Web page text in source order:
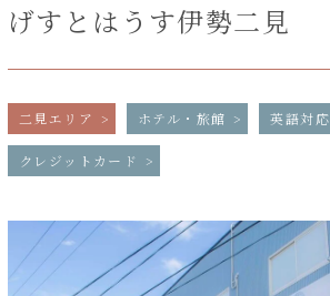
げすとはうす伊勢二見
二見エリア ホテル・旅館 英語対応
クレジットカード